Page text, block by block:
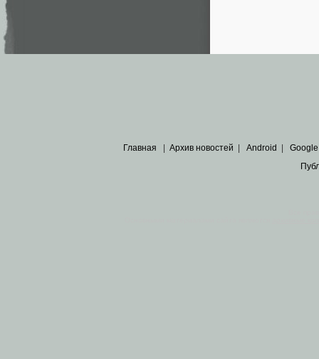
Главная | Архив новостей | Android | Google